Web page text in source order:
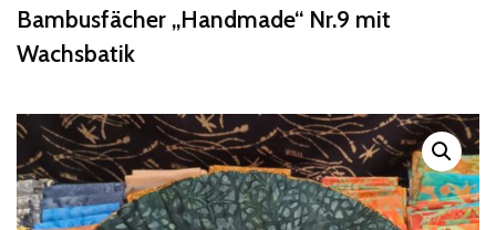
Bambusfächer „Handmade“ Nr.9 mit
Wachsbatik